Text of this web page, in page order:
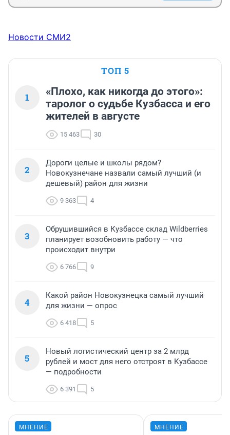
Новости СМИ2
ТОП 5
1
«Плохо, как никогда до этого»:
таролог о судьбе Кузбасса и его
жителей в августе
15 463 30
2
Дороги целые и школы рядом?
Новокузнечане назвали самый лучший (и
дешевый) район для жизни
9 363 4
3
Обрушившийся в Кузбассе склад Wildberries
планирует возобновить работу — что
происходит внутри
6 766 9
4
Какой район Новокузнецка самый лучший
для жизни — опрос
6 418 5
5
Новый логистический центр за 2 млрд
рублей и мост для него отстроят в Кузбассе
— подробности
6 391 5
МНЕНИЕ МНЕНИЕ